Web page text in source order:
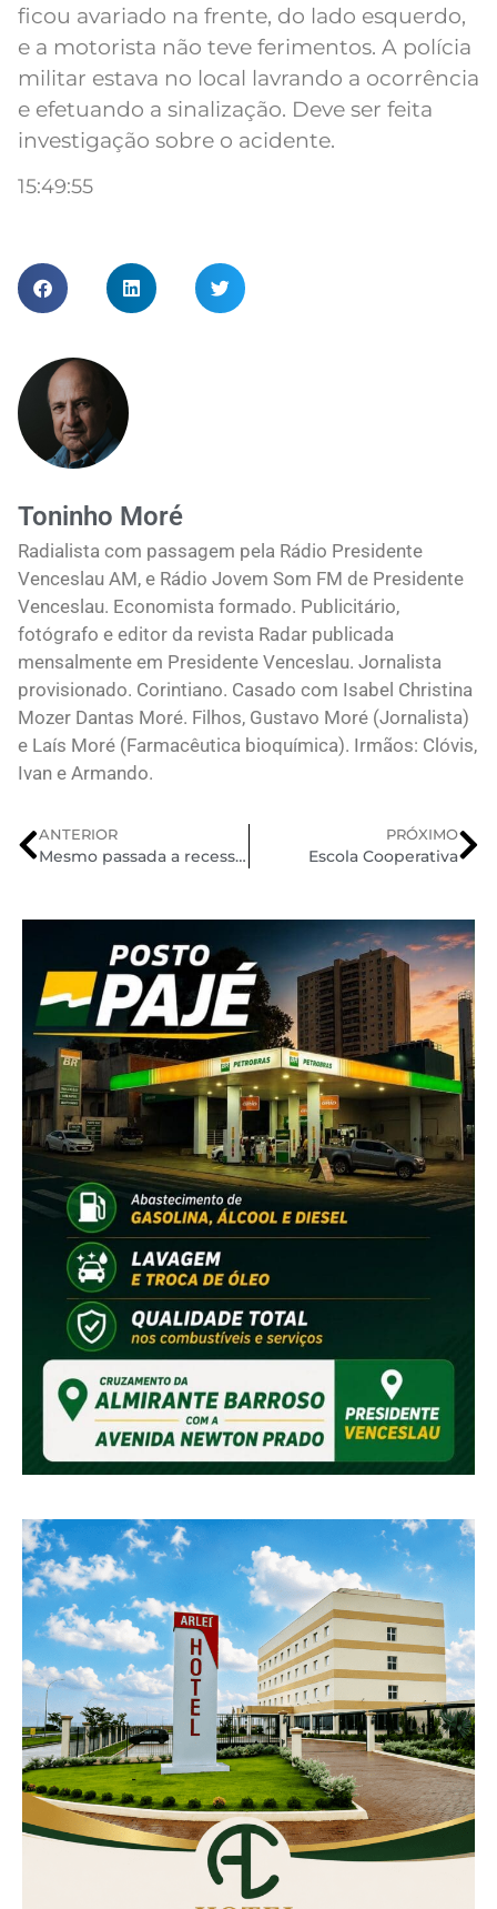
ficou avariado na frente, do lado esquerdo,
e a motorista não teve ferimentos. A polícia
militar estava no local lavrando a ocorrência
e efetuando a sinalização. Deve ser feita
investigação sobre o acidente.
15:49:55
Toninho Moré
Radialista com passagem pela Rádio Presidente
Venceslau AM, e Rádio Jovem Som FM de Presidente
Venceslau. Economista formado. Publicitário,
fotógrafo e editor da revista Radar publicada
mensalmente em Presidente Venceslau. Jornalista
provisionado. Corintiano. Casado com Isabel Christina
Mozer Dantas Moré. Filhos, Gustavo Moré (Jornalista)
e Laís Moré (Farmacêutica bioquímica). Irmãos: Clóvis,
Ivan e Armando.
ANTERIOR
Mesmo passada a recessão, 21,5 mil empresas fecharam as portas em 2017, diz IBGE
PRÓXIMO
Escola Cooperativa